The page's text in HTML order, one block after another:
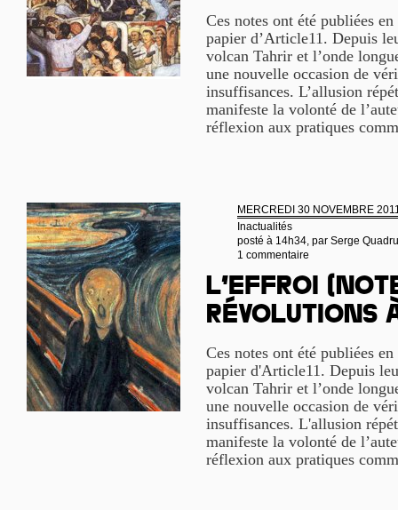
Ces notes ont été publiées
papier d’Article11. Depuis
volcan Tahrir et l’onde
une nouvelle occasion de
insuffisances. L’allusion
manifeste la volonté de
réflexion aux pratiques
MERCREDI 30 NOVEMBRE
Inactualités
posté à 14h34, par Serge
1 commentaire
L’effroi
révolutions
Ces notes ont été publiées
papier d'Article11. Depuis
volcan Tahrir et l’onde
une nouvelle occasion de
insuffisances. L'allusion
manifeste la volonté de
réflexion aux pratiques